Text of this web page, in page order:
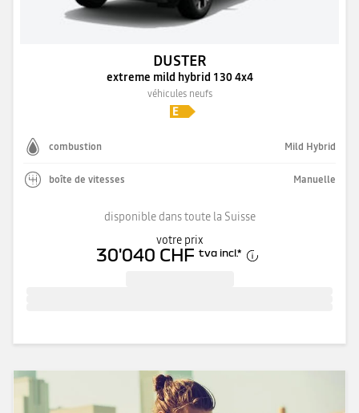
DUSTER
extreme mild hybrid 130 4x4
véhicules neufs
combustion Mild Hybrid
boîte de vitesses Manuelle
disponible dans toute la Suisse
votre prix
30'040 CHF tva incl.*